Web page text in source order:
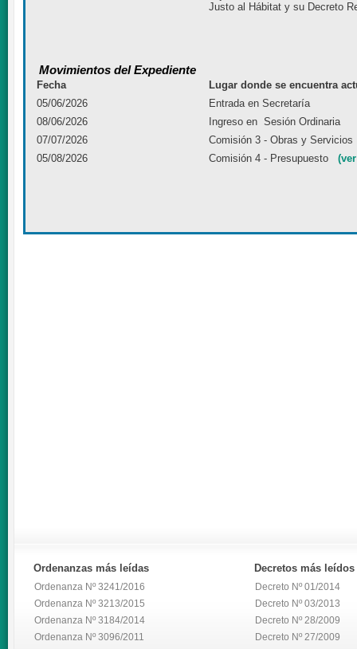
Justo al Hábitat y su Decreto
Movimientos del Expediente
Fecha
Lugar donde se encuentra
05/06/2026
Entrada en Secretaría
08/06/2026
Ingreso en Sesión Ordinaria
07/07/2026
Comisión 3 - Obras y
05/08/2026
Comisión 4 - Presupuesto
Ordenanzas más leídas
Ordenanza Nº 3241/2016
Ordenanza Nº 3213/2015
Ordenanza Nº 3184/2014
Ordenanza Nº 3096/2011
Decretos más leídos
Decreto Nº 01/2014
Decreto Nº 03/2013
Decreto Nº 28/2009
Decreto Nº 27/2009